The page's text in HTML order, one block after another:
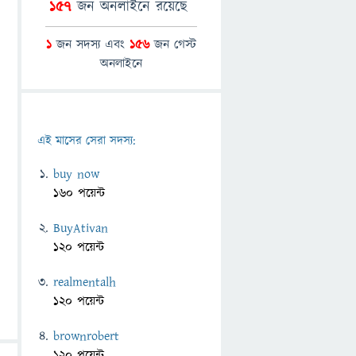
157জন অনলাইনে রয়েছে
1 জন সদস্য এবং 156জন গেস্ট
অনলাইনে
এই মাসের সেরা সদস্য:
buy now
160 পয়েন্ট
BuyAtivan
120 পয়েন্ট
realmentalh
120 পয়েন্ট
brownrobert